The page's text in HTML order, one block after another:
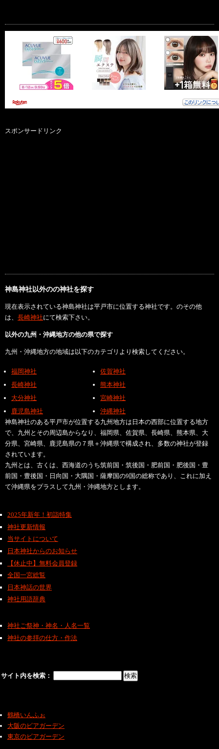
スポンサードリンク
神島神社以外のの神社を探す
現在表示されている神島神社は平戸市に位置する神社です。のその他
は、 長崎神社にて検索下さい。
以外の九州・沖縄地方の他の県で探す
九州・沖縄地方の地域は以下のカテゴリより検索してください。
福岡神社
佐賀神社
長崎神社
熊本神社
大分神社
宮崎神社
鹿児島神社
沖縄神社
神島神社のある平戸市が位置する九州地方は日本の西部に位置する地方
で、九州とその周辺島からなり、福岡県、佐賀県、長崎県、熊本県、大
分県、宮崎県、鹿児島県の７県＋沖縄県で構成され、多数の神社が登録
されています。
九州とは、古くは、西海道のうち筑前国・筑後国・肥前国・肥後国・豊
前国・豊後国・日向国・大隅国・薩摩国の9国の総称であり、これに加え
て沖縄県をプラスして九州・沖縄地方とします。
2025年新年！初詣特集
神社更新情報
当サイトについて
日本神社からのお知らせ
【休止中】無料会員登録
全国一宮総覧
日本神話の世界
神社用語辞典
神社ご祭神・神名・人名一覧
神社の参拝の仕方・作法
サイト内を検索：
鶴橋いんふぉ
大阪のビアガーデン
東京のビアガーデン